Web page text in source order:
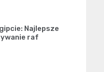
Najlepsze
raf